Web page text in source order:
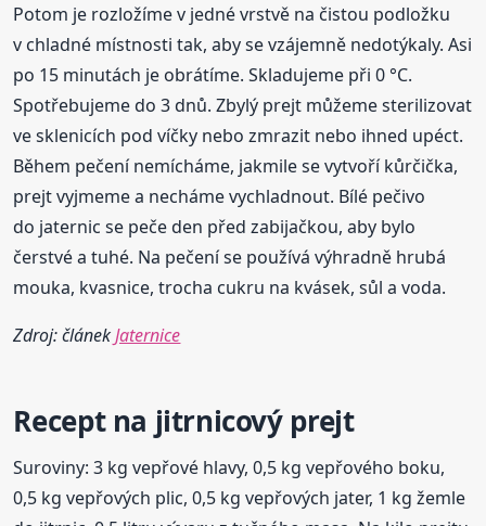
Potom je rozložíme v jedné vrstvě na čistou podložku
v chladné místnosti tak, aby se vzájemně nedotýkaly. Asi
po 15 minutách je obrátíme. Skladujeme při 0 °C.
Spotřebujeme do 3 dnů. Zbylý prejt můžeme sterilizovat
ve sklenicích pod víčky nebo zmrazit nebo ihned upéct.
Během pečení nemícháme, jakmile se vytvoří kůrčička,
prejt vyjmeme a necháme vychladnout. Bílé pečivo
do jaternic se peče den před zabijačkou, aby bylo
čerstvé a tuhé. Na pečení se používá výhradně hrubá
mouka, kvasnice, trocha cukru na kvásek, sůl a voda.
Zdroj: článekJaternice
Recept na jitrnicový prejt
Suroviny: 3 kg vepřové hlavy, 0,5 kg vepřového boku,
0,5 kg vepřových plic, 0,5 kg vepřových jater, 1 kg žemle